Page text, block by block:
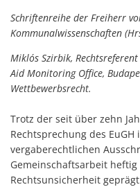
Schriftenreihe der Freiherr
Kommunalwissenschaften
Miklós Szirbik,
Aid Monitoring Office,
Wettbewerbsrecht.
Trotz der seit über zehn
Rechtsprechung des EuGH
vergaberechtlichen
Gemeinschaftsarbeit
Rechtsunsicherheit